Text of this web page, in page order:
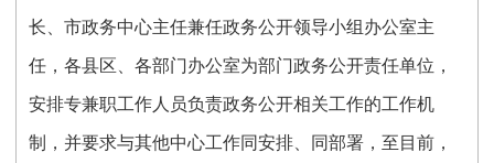
长、市政务中心主任兼任政务公开领导小组办公室主
任，各县区、各部门办公室为部门政务公开责任单位，
安排专兼职工作人员负责政务公开相关工作的工作机
制，并要求与其他中心工作同安排、同部署，至目前，